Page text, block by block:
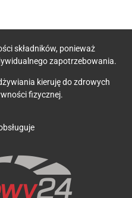
składników, ponieważ
zapotrzebowania.
kieruję do zdrowych
fizycznej.